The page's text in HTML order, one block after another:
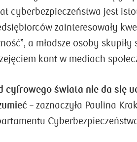
cyberbezpieczeństwa jest
zainteresowały
a młodsze osoby
kont w mediach
cyfrowego świata nie da się
– zaznaczyła Paulina